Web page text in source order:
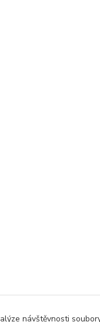
návštěvnosti